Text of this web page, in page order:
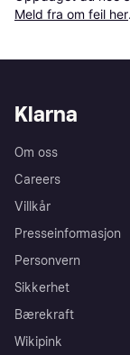
Meld fra om feil her.
Klarna
Om oss
Careers
Villkår
Presseinformasjon
Personvern
Sikkerhet
Bærekraft
Wikipink